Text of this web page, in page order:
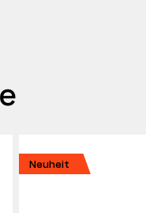
Neuheit